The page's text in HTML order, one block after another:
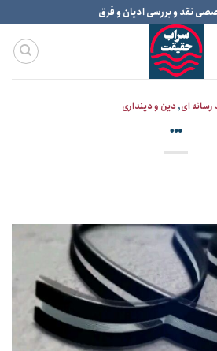
نقد و بررسی ادیان و فرق
ای,دین و دینداری
…